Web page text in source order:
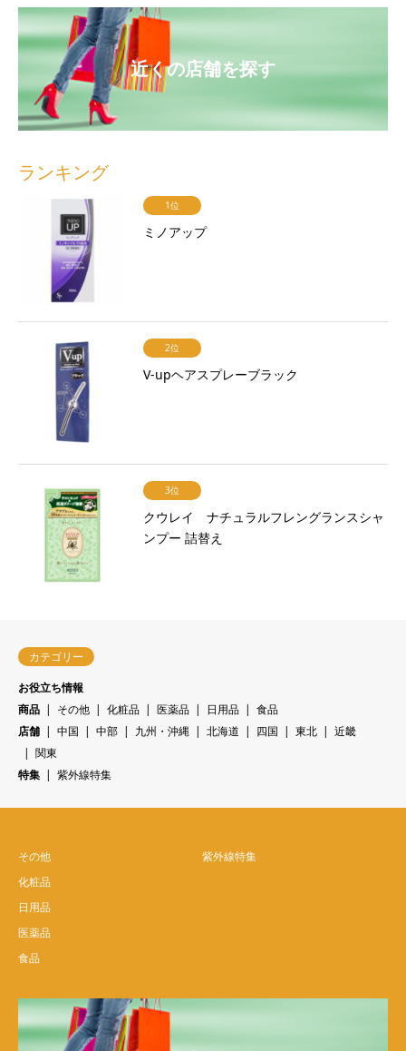
近くの店舗を探す
ランキング
1位
ミノアップ
2位
V-upヘアスプレーブラック
3位
クウレイ ナチュラルフレングランスシャ
ンプー 詰替え
カテゴリー
お役立ち情報
商品
その他 化粧品 医薬品 日用品
食品
店舗
中国 中部 九州・沖縄 北海道 四国 東北
近畿
関東
特集
紫外線特集
その他
化粧品
日用品
医薬品
食品
紫外線特集